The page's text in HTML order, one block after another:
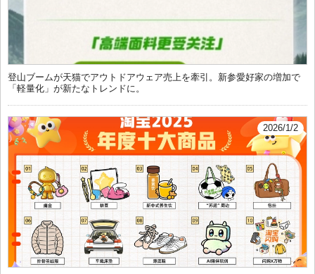
登山ブームが天猫でアウトドアウェア売上を牽引。新参愛好家の増加で
「軽量化」が新たなトレンドに。
2026/1/2